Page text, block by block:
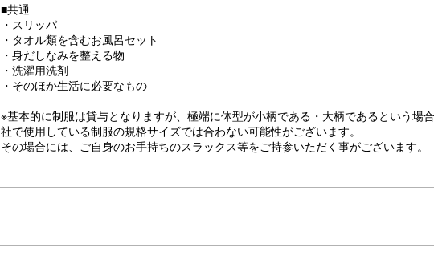
■共通
・スリッパ
・タオル類を含むお風呂セット
・身だしなみを整える物
・洗濯用洗剤
・そのほか生活に必要なもの
※基本的に制服は貸与となりますが、極端に体型が小柄である・大柄であるという場
社で使用している制服の規格サイズでは合わない可能性がございます。
その場合には、ご自身のお手持ちのスラックス等をご持参いただく事がございます。